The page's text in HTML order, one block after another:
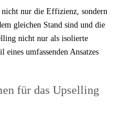
nicht nur die Effizienz, sondern
gleichen Stand sind und die
nicht nur als isolierte
eines umfassenden Ansatzes
für das Upselling